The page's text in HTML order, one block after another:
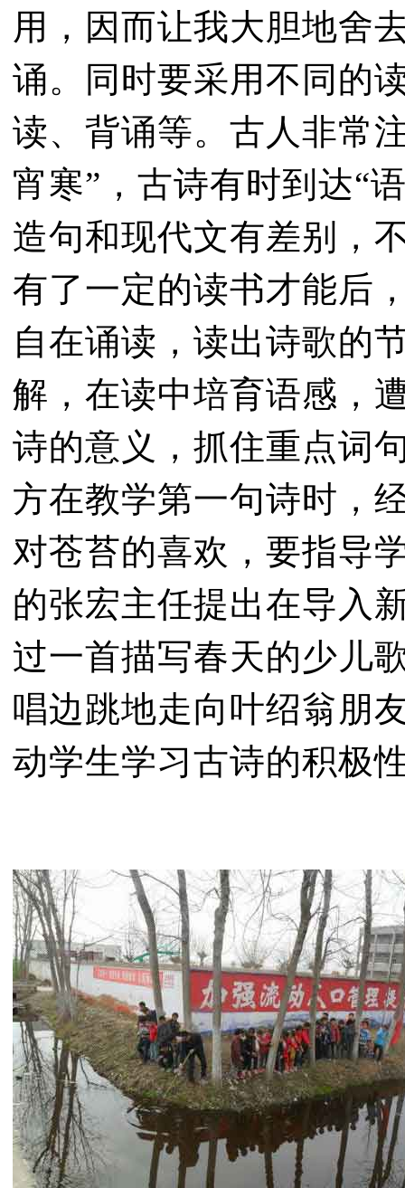
用，因而让我大胆地舍
诵。同时要采用不同的
读、背诵等。古人非常
宵寒”，古诗有时到达“
造句和现代文有差别，
有了一定的读书才能后
自在诵读，读出诗歌的
解，在读中培育语感，
诗的意义，抓住重点词
方在教学第一句诗时，
对苍苔的喜欢，要指导
的张宏主任提出在导入
过一首描写春天的少儿
唱边跳地走向叶绍翁朋
动学生学习古诗的积极